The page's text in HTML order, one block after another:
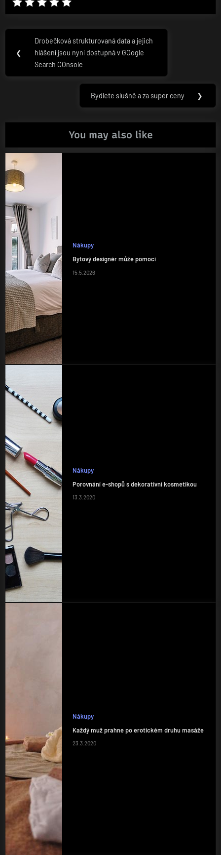
Navigace
pro
příspěvek
❮
Previous
Post:
Drobečková strukturovaná data a jejich
hlášení jsou nyní dostupná v GOogle
Search COnsole
Next
Bydlete slušně a za super ceny ❯
You may also like
Nákupy
Bytový designér může pomoci
15.5.2026
Nákupy
Porovnání e-shopů s dekorativní kosmetikou
13.3.2020
Nákupy
Každý muž prahne po erotickém druhu masáže
23.3.2020